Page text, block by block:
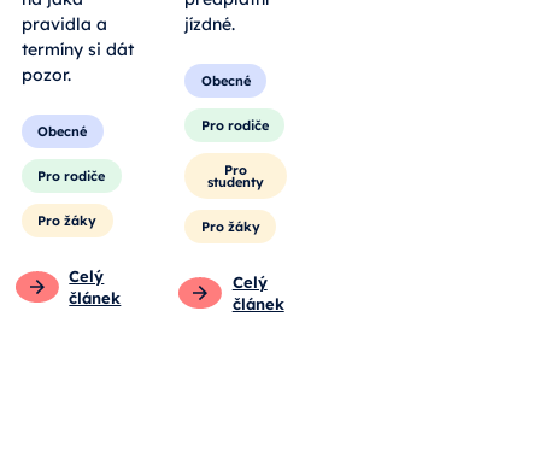
pravidla a
termíny si dát
pozor.
Obecné
Pro rodiče
Pro žáky
Celý
článek
jízdné.
Obecné
Pro rodiče
Pro
studenty
Pro žáky
Celý
článek